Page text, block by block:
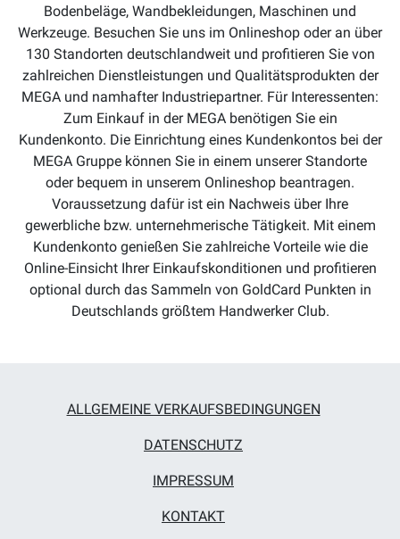
Bodenbeläge, Wandbekleidungen, Maschinen und
Werkzeuge. Besuchen Sie uns im Onlineshop oder an über
130 Standorten deutschlandweit und profitieren Sie von
zahlreichen Dienstleistungen und Qualitätsprodukten der
MEGA und namhafter Industriepartner. Für Interessenten:
Zum Einkauf in der MEGA benötigen Sie ein
Kundenkonto. Die Einrichtung eines Kundenkontos bei der
MEGA Gruppe können Sie in einem unserer Standorte
oder bequem in unserem Onlineshop beantragen.
Voraussetzung dafür ist ein Nachweis über Ihre
gewerbliche bzw. unternehmerische Tätigkeit. Mit einem
Kundenkonto genießen Sie zahlreiche Vorteile wie die
Online-Einsicht Ihrer Einkaufskonditionen und profitieren
optional durch das Sammeln von GoldCard Punkten in
Deutschlands größtem Handwerker Club.
ALLGEMEINE VERKAUFSBEDINGUNGEN
DATENSCHUTZ
IMPRESSUM
KONTAKT